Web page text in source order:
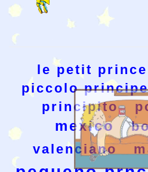
le petit prince
piccolo principe
principito
mexico
valenciano